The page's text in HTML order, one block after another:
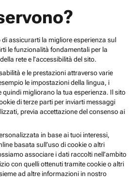
di assicurarti la migliore esperienza sul
le funzionalità fondamentali per la
rete e l’accessibilità del sito.
e le prestazioni attraverso varie
le impostazioni della lingua, i
quindi migliorano la tua esperienza. Il sito
di terze parti per inviarti messaggi
previa accettazione del consenso ai
in base ai tuoi interessi,
basata sull’uso di cookie o altri
associare i dati raccolti nell’ambito
con quelli ottenuti tramite cookie o altri
ad altre informazioni in nostro